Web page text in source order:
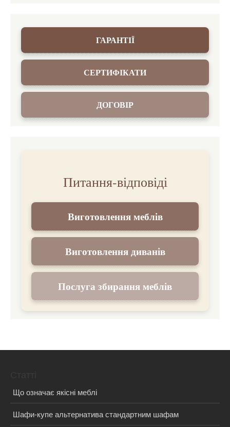
ГАРАНТІЇ
СЕРТИФІКАТИ
ДОГОВІР
Питання-відповіді
Виготовлення меблів
Виготовлення диванів
Послуга збирання меблів
Що означає якісні меблі
Шафи-купе альтернатива стандартним шафам